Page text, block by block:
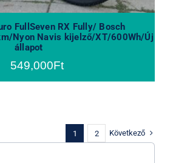
FullSeven RX Fully/ Bosch
Nyon Navis kijelző/XT/600Wh/Új
állapot
549,000Ft
1 2 Következő